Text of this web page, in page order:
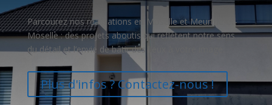
Parcourez nos réalisations en Moselle et Meurthe-et-
Moselle : des projets aboutis qui reflètent notre sens
du détail et l’envie de bâtir des lieux à votre image.
Plus d'infos ? Contactez-nous !